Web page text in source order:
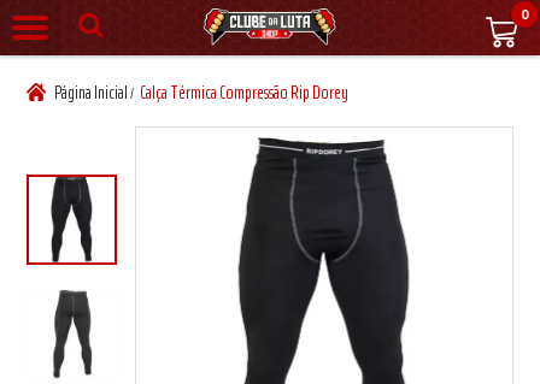
0
Página Inicial/ Calça Térmica Compressão Rip Dorey